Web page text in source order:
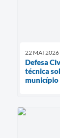
22 MAI
Defesa
técnica
município